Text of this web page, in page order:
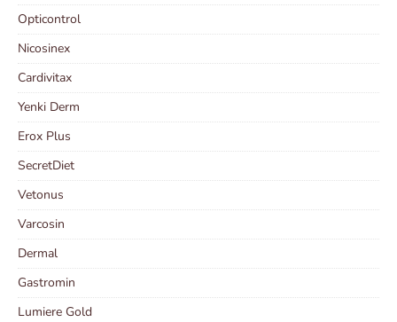
Opticontrol
Nicosinex
Cardivitax
Yenki Derm
Erox Plus
SecretDiet
Vetonus
Varcosin
Dermal
Gastromin
Lumiere Gold